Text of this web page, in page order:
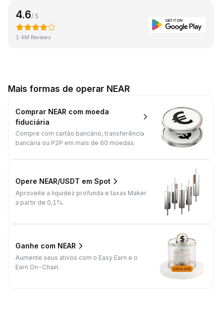
4.6/ 5
1.4M Reviews
Mais formas de operar NEAR
Comprar NEAR com moeda
fiduciária
Compre com cartão bancário, transferência
bancária ou P2P em mais de 60 moedas.
Opere NEAR/USDT em Spot
Aproveite a liquidez profunda e taxas Maker
a partir de 0,1%.
Ganhe com NEAR
Aumente seus ativos com o Easy Earn e o
Earn On-Chain.